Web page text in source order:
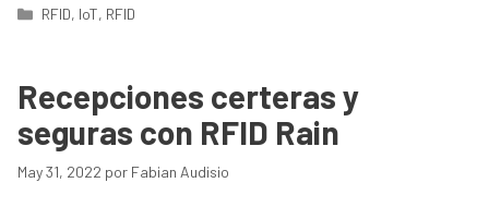
Categorías
RFID, IoT, RFID
Recepciones certeras y
seguras con RFID Rain
May 31, 2022 por Fabian Audisio